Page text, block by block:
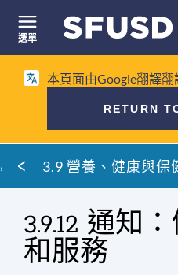
選單
尋
本頁面由Google翻譯翻
RETURN
3.9 營養、健康與保
3.9.12 通知
和服務